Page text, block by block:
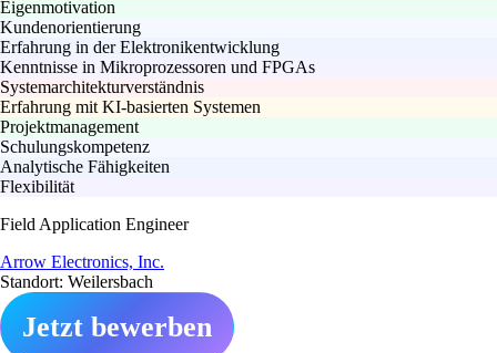
Eigenmotivation
Kundenorientierung
Erfahrung in der Elektronikentwicklung
Kenntnisse in Mikroprozessoren und FPGAs
Systemarchitekturverständnis
Erfahrung mit KI-basierten Systemen
Projektmanagement
Schulungskompetenz
Analytische Fähigkeiten
Flexibilität
Field Application Engineer
Arrow Electronics, Inc.
Standort: Weilersbach
Jetzt bewerben